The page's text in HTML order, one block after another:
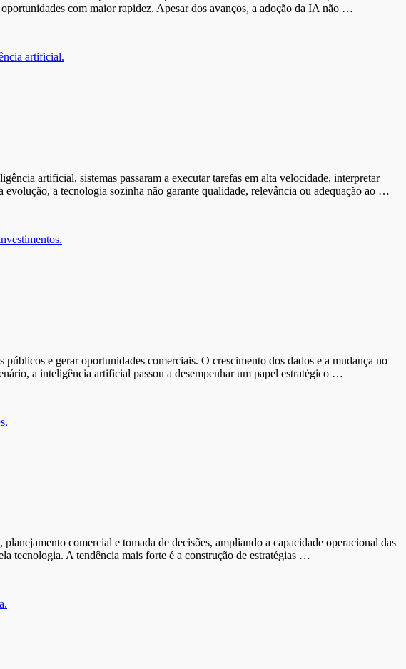
com maior rapidez. Apesar dos avanços, a adoção da IA não …
artificial, sistemas passaram a executar tarefas em alta velocidade, interpretar
evolução, a tecnologia sozinha não garante qualidade, relevância ou adequação ao …
e gerar oportunidades comerciais. O crescimento dos dados e a mudança no
a inteligência artificial passou a desempenhar um papel estratégico …
comercial e tomada de decisões, ampliando a capacidade operacional das
tecnologia. A tendência mais forte é a construção de estratégias …